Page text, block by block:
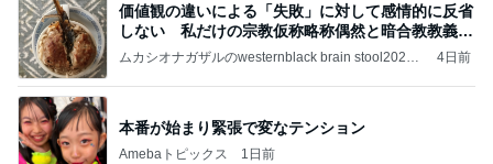
価値観の違いによる「失敗」に対して感情的に反省
しない 私だけの宗教仮称略称偶然と暗合教教義候
補
ムカシオナガザルのwesternblack brain stool2024
ガザル
4日前
本番が始まり緊張で変なテンション
Amebaトピックス 1日前